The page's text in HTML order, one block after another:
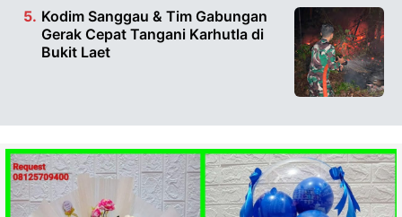
Kodim Sanggau & Tim Gabungan
Gerak Cepat Tangani Karhutla di
Bukit Laet